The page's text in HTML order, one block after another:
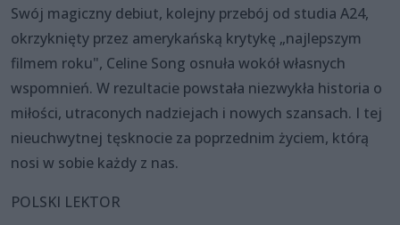
Swój magiczny debiut, kolejny przebój od studia A24,
okrzyknięty przez amerykańską krytykę „najlepszym
filmem roku", Celine Song osnuła wokół własnych
wspomnień. W rezultacie powstała niezwykła historia o
miłości, utraconych nadziejach i nowych szansach. I tej
nieuchwytnej tęsknocie za poprzednim życiem, którą
nosi w sobie każdy z nas.
POLSKI LEKTOR